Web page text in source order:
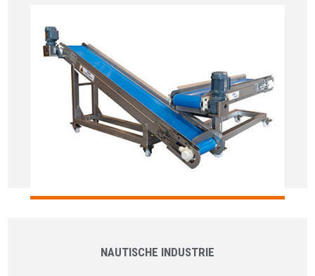
NAUTISCHE INDUSTRIE